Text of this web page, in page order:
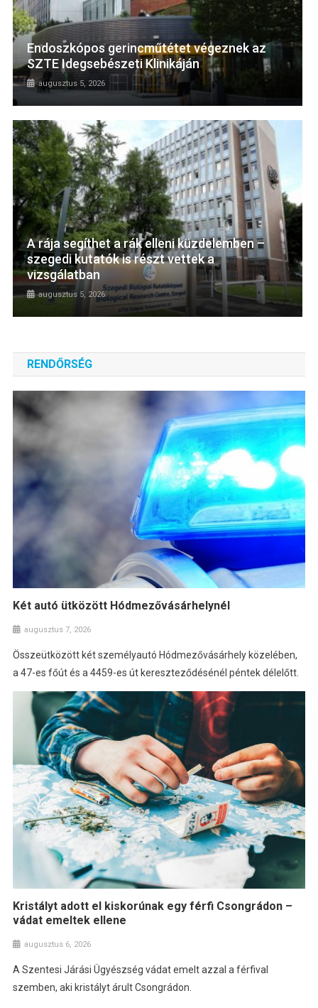
Endoszkópos gerincműtétet végeznek az
SZTE Idegsebészeti Klinikáján
augusztus 5, 2026
A rája segíthet a rák elleni küzdelemben –
szegedi kutatók is részt vettek a
vizsgálatban
augusztus 5, 2026
RENDŐRSÉG
Két autó ütközött Hódmezővásárhelynél
augusztus 7, 2026
Összeütközött két személyautó Hódmezővásárhely közelében,
a 47-es főút és a 4459-es út kereszteződésénél péntek délelőtt.
Kristályt adott el kiskorúnak egy férfi Csongrádon –
vádat emeltek ellene
augusztus 6, 2026
A Szentesi Járási Ügyészség vádat emelt azzal a férfival
szemben, aki kristályt árult Csongrádon.